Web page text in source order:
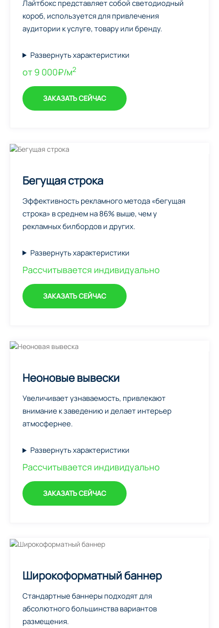
Лайтбокс представляет собой светодиодный
короб, используется для привлечения
аудитории к услуге, товару или бренду.
Развернуть характеристики
от 9 000₽/м2
ЗАКАЗАТЬ СЕЙЧАС
Бегущая строка
Эффективность рекламного метода «бегущая
строка» в среднем на 86% выше, чем у
рекламных билбордов и других.
Развернуть характеристики
Рассчитывается индивидуально
ЗАКАЗАТЬ СЕЙЧАС
Неоновые вывески
Увеличивает узнаваемость, привлекают
внимание к заведению и делает интерьер
атмосфернее.
Развернуть характеристики
Рассчитывается индивидуально
ЗАКАЗАТЬ СЕЙЧАС
Широкоформатный баннер
Стандартные баннеры подходят для
абсолютного большинства вариантов
размещения.